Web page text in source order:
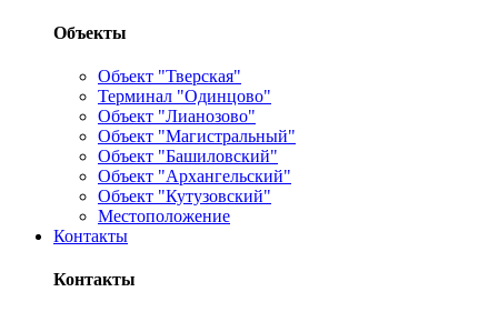
Объекты
Объект "Тверская"
Терминал "Одинцово"
Объект "Лианозово"
Объект "Магистральный"
Объект "Башиловский"
Объект "Архангельский"
Объект "Кутузовский"
Местоположение
Контакты
Контакты